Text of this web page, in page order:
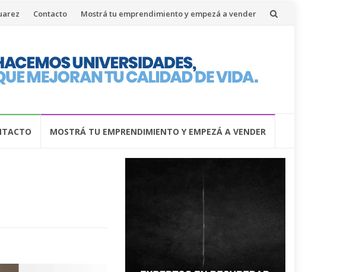
Contacto Mostrá tu emprendimiento y empezá a vender
MOSTRÁ TU EMPRENDIMIENTO Y EMPEZÁ A VENDER